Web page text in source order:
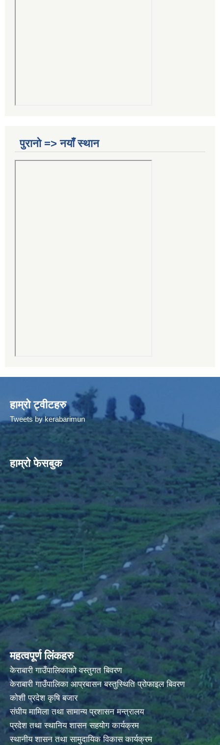
पुरानो => नयाँ स्थान
हाम्रो ट्वीटहरु
Tweets by kerabarimun
हाम्रो फेसबुक
महत्वपूर्ण लिंकहरु
केराबारी गाउँपालिकाको वस्तुगत बिवरण
केराबारी गाउँपालिका आप्रबासन बस्तुस्थिति प्रोफाइल बिवरण
कोशी प्रदेश कृषि बजार
संघीय मामिला तथा सामान्य प्रशासन मन्त्रालय
प्रदेश तथा स्थानिय शासन सहयोग कार्यक्रम
स्थानीय शासन तथा सामुदायिक विकास कार्यक्रम